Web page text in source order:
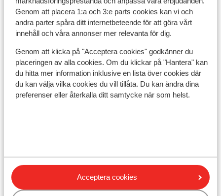
Genom att placera 1:a och 3:e parts cookies kan vi och
andra parter spåra ditt internetbeteende för att göra vårt
innehåll och våra annonser mer relevanta för dig.
Genom att klicka på "Acceptera cookies" godkänner du
placeringen av alla cookies. Om du klickar på "Hantera" kan
du hitta mer information inklusive en lista över cookies där
du kan välja vilka cookies du vill tillåta. Du kan ändra dina
preferenser eller återkalla ditt samtycke när som helst.
Acceptera cookies
Språk:
Det officiella språket är grekiska. Men du klarar dig på
engelska (och delvis på tyska).
Valuta:
Den officiella valutan är euro.
Dricks:
Det är normalt att ge 10 % av totalbeloppet i dricks på
Vatten:
Det rekommenderas att inte dricka vattnet från
kranen.